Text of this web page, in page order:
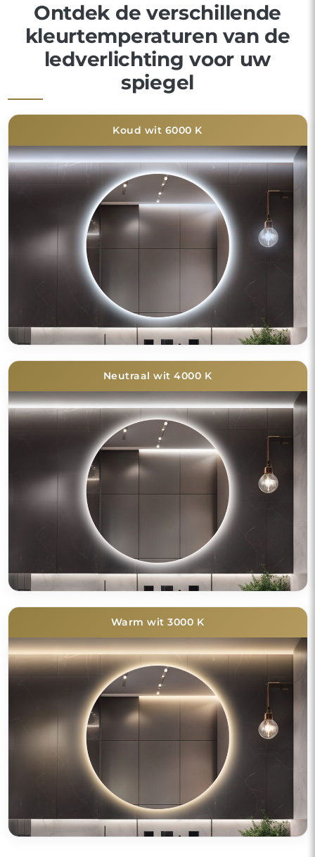
Ontdek de verschillende
kleurtemperaturen van de
ledverlichting voor uw
spiegel
Koud wit 6000 K
Neutraal wit 4000 K
Warm wit 3000 K